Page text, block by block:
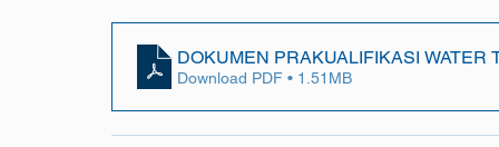
DOKUMEN PRAKUALIFIKASI WATER
Download PDF • 1.51MB